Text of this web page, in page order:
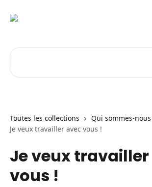
Toutes les collections
Qui sommes-nous
Je veux travailler avec vous !
Je veux
vous !